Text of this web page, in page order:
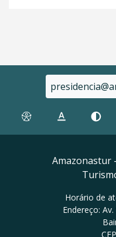
Amazonastur
Horário de
Endereço: